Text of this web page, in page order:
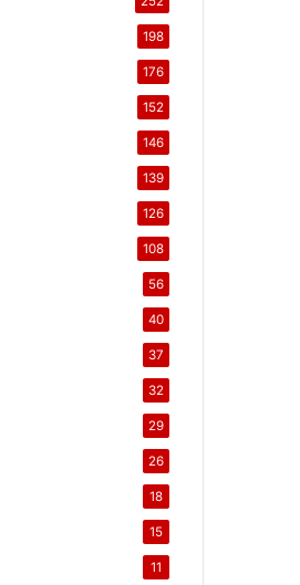
198
176
152
146
139
126
108
56
40
37
32
29
26
18
15
11